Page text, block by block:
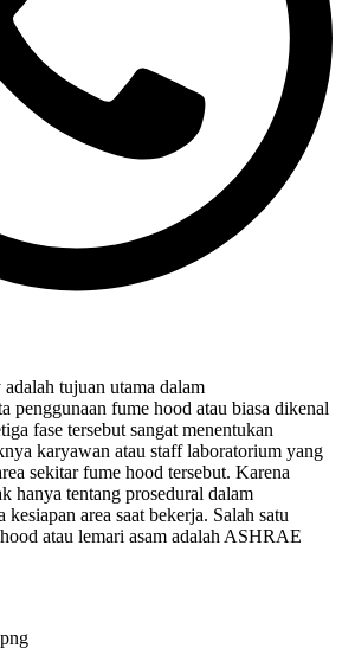
tujuan utama dalam
penggunaan fume hood atau biasa dikenal
fase tersebut sangat menentukan
karyawan atau staff laboratorium yang
sekitar fume hood tersebut. Karena
hanya tentang prosedural dalam
area saat bekerja. Salah satu
atau lemari asam adalah ASHRAE